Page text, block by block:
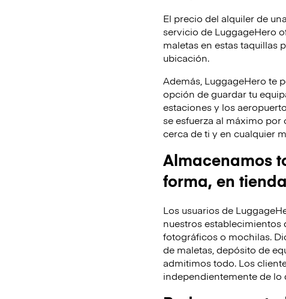
El precio del alquiler de
servicio de LuggageHero
maletas en estas taquillas
ubicación.
Además, LuggageHero te
opción de guardar tu
estaciones y los
se esfuerza al máximo
cerca de ti y en cualquier
Almacenamos
forma, en
Los usuarios de
nuestros establecimientos
fotográficos o mochilas.
de maletas, depósito de
admitimos todo. Los
independientemente de lo